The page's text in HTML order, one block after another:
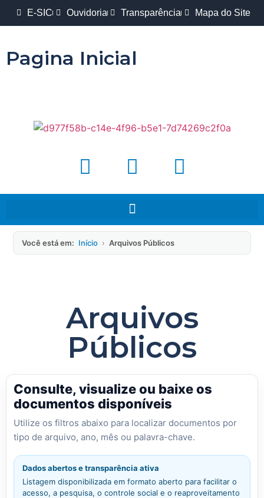
E-SIC Ouvidoria Transparência Mapa do Site
Pagina Inicial
Você está em: Início › Arquivos Públicos
Arquivos
Públicos
Consulte, visualize ou baixe os
documentos disponíveis
Utilize os filtros abaixo para localizar documentos por
tipo de arquivo, ano, mês ou palavra-chave.
Dados abertos e transparência ativa
Listagem disponibilizada em formato aberto para facilitar o
acesso, a pesquisa, o controle social e o reaproveitamento